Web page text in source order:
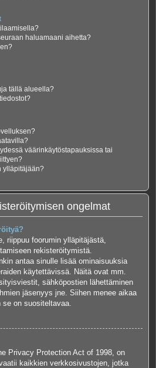
haluamaani aihetta?
tällä alueella?
väärinkäytöstapauksissa tai
ylläpitäjään?
ongelmat
riippuu foorumin ylläpitäjästä,
rekisteröitymistä.
antaa sinulle lisää ominaisuuksia
käytettävissä. Näitä ovat mm.
sähköpostien lähettäminen
jäsenyys jne. Siihen menee aikaa
on suositeltavaa.
Privacy Protection Act of 1998, on
kaikkien verkkosivustojen, jotka